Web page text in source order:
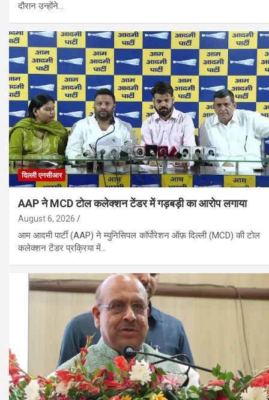
दौरान उन्होंने…
दिल्ली एनसीआर
AAP ने MCD टोल कलेक्शन टेंडर में गड़बड़ी का आरोप लगाया
August 6, 2026
आम आदमी पार्टी (AAP) ने म्युनिसिपल कॉर्पोरेशन ऑफ़ दिल्ली (MCD) की टोल
कलेक्शन टेंडर प्रक्रिया में…